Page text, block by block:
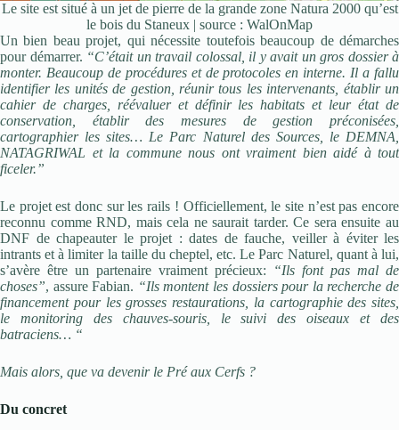
Le site est situé à un jet de pierre de la grande zone Natura 2000 qu’est
le bois du Staneux | source : WalOnMap
Un bien beau projet, qui nécessite toutefois beaucoup de démarches
pour démarrer. “C’était un travail colossal, il y avait un gros dossier à
monter. Beaucoup de procédures et de protocoles en interne. Il a fallu
identifier les unités de gestion, réunir tous les intervenants, établir un
cahier de charges, réévaluer et définir les habitats et leur état de
conservation, établir des mesures de gestion préconisées,
cartographier les sites… Le Parc Naturel des Sources, le DEMNA,
NATAGRIWAL et la commune nous ont vraiment bien aidé à tout
ficeler.”
Le projet est donc sur les rails ! Officiellement, le site n’est pas encore
reconnu comme RND, mais cela ne saurait tarder. Ce sera ensuite au
DNF de chapeauter le projet : dates de fauche, veiller à éviter les
intrants et à limiter la taille du cheptel, etc. Le Parc Naturel, quant à lui,
s’avère être un partenaire vraiment précieux:
“Ils font pas mal de
choses”, assure Fabian. “Ils montent les dossiers pour la recherche de
financement pour les grosses restaurations, la cartographie des sites,
le monitoring des chauves-souris, le suivi des oiseaux et des
batraciens… “
Mais alors, que va devenir le Pré aux Cerfs ?
Du concret